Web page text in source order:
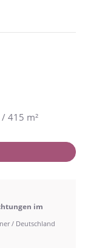
415 m²
im
/ Deutschland